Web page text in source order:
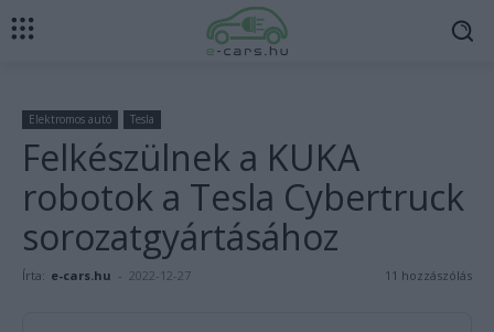
Elektromos autó Tesla
Felkészülnek a KUKA
robotok a Tesla Cybertruck
sorozatgyártásához
Írta: e-cars.hu - 2022-12-27 11 hozzászólás